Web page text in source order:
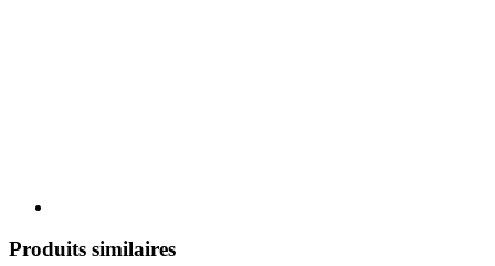
Produits similaires